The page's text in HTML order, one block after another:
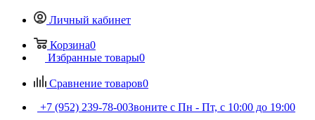
Личный кабинет
Корзина0
Избранные товары0
Сравнение товаров0
+7 (952) 239-78-00Звоните с Пн - Пт, с 10:00 до 19:00